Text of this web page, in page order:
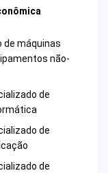
de máquinas
não-
de
de
de